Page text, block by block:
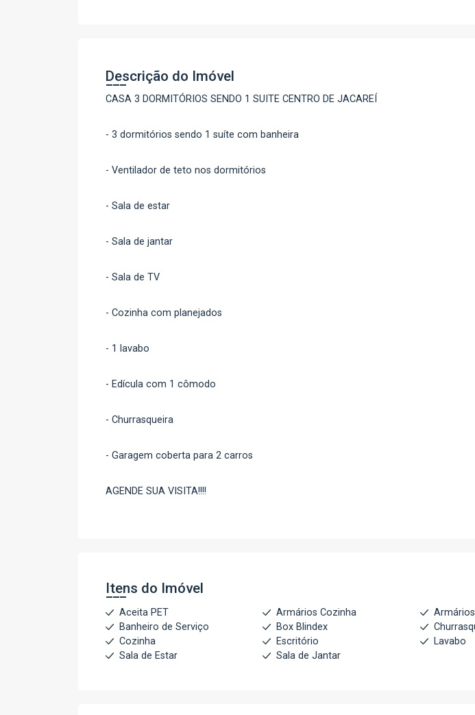
Descrição do Imóvel
CASA 3 DORMITÓRIOS SENDO 1 SUITE CENTRO DE JACAREÍ
- 3 dormitórios sendo 1 suíte com banheira
- Ventilador de teto nos dormitórios
- Sala de estar
- Sala de jantar
- Sala de TV
- Cozinha com planejados
- 1 lavabo
- Edícula com 1 cômodo
- Churrasqueira
- Garagem coberta para 2 carros
AGENDE SUA VISITA!!!!
Itens do Imóvel
Aceita PET Armários Cozinha
Banheiro de Serviço
Box Blindex
Cozinha
Escritório
Lavabo
Sala de Estar
Sala de Jantar